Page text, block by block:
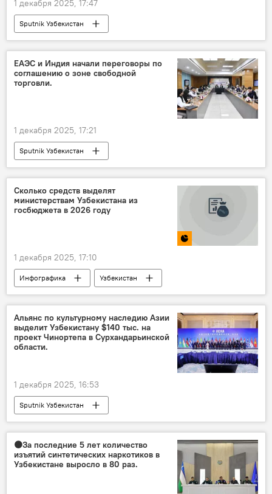
1 декабря 2025, 17:47
Sputnik Узбекистан
ЕАЭС и Индия начали переговоры по
соглашению о зоне свободной
торговли.
1 декабря 2025, 17:21
Sputnik Узбекистан
Сколько средств выделят
министерствам Узбекистана из
госбюджета в 2026 году
1 декабря 2025, 17:10
Инфографика
Узбекистан
госбюджет
финансы
Альянс по культурному наследию Азии
выделит Узбекистану $140 тыс. на
проект Чинортепа в Сурхандарьинской
области.
1 декабря 2025, 16:53
Sputnik Узбекистан
🟠За последние 5 лет количество
изъятий синтетических наркотиков в
Узбекистане выросло в 80 раз.